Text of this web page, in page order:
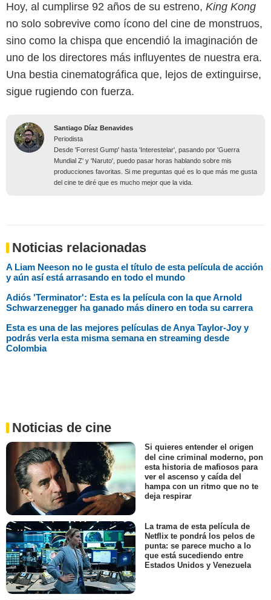
Hoy, al cumplirse 92 años de su estreno, King Kong
no solo sobrevive como ícono del cine de monstruos,
sino como la chispa que encendió la imaginación de
uno de los directores más influyentes de nuestra era.
Una bestia cinematográfica que, lejos de extinguirse,
sigue rugiendo con fuerza.
Santiago Díaz Benavides
Periodista
Desde 'Forrest Gump' hasta 'Interestelar', pasando por 'Guerra
Mundial Z' y 'Naruto', puedo pasar horas hablando sobre mis
producciones favoritas. Si me preguntas qué es lo que más me gusta
del cine te diré que es mucho mejor que la vida.
Noticias relacionadas
A Liam Neeson no le gusta el título de esta película de acción
y aún así está arrasando en todo el mundo
Adiós 'Terminator': Esta es la película con la que Arnold
Schwarzenegger ha ganado más dinero en toda su carrera
Esta es una de las mejores películas de Anya Taylor-Joy y
podrás verla esta misma semana en streaming desde
Colombia
Noticias de cine
Si quieres entender el origen
del cine criminal moderno, pon
esta historia de mafiosos para
ver el ascenso y caída del
hampa con un ritmo que no te
deja respirar
La trama de esta película de
Netflix te pondrá los pelos de
punta: se parece mucho a lo
que está sucediendo entre
Estados Unidos y Venezuela